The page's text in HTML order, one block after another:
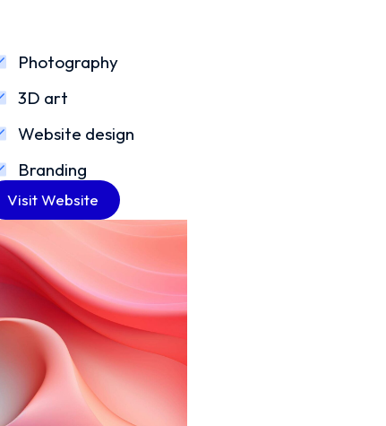
Photography
3D art
Website design
Branding
Visit Website